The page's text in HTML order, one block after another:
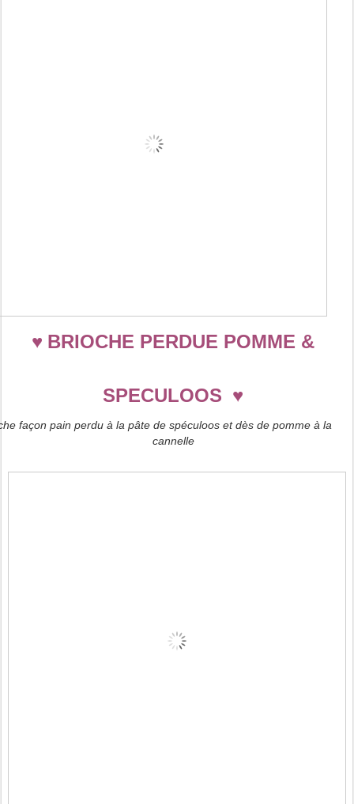
♥ BRIOCHE PERDUE POMME &
SPECULOOS ♥
façon pain perdu à la pâte de spéculoos et dès de pomme à la
cannelle